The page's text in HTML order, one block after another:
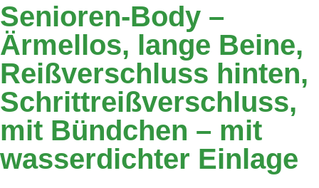
Senioren-Body –
Ärmellos, lange Beine,
Reißverschluss hinten,
Schrittreißverschluss,
mit Bündchen – mit
wasserdichter Einlage